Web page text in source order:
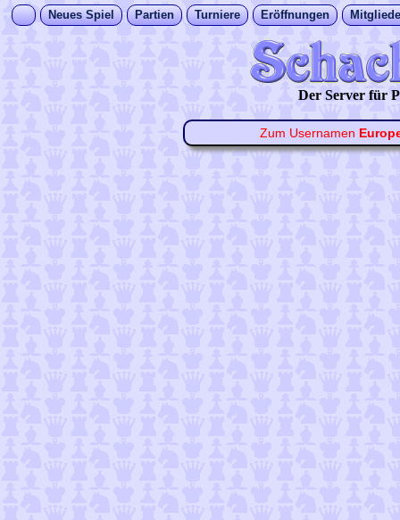
Neues Spiel Partien Turniere Eröffnungen
Der Server für
Zum Usernamen